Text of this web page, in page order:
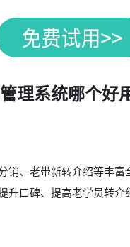
理系统哪个好
销、老带新转介绍等丰
口碑、提高老学员转介